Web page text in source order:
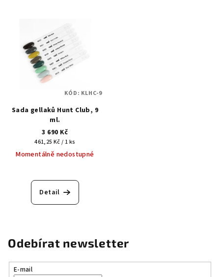
Sada gellaků Hunt Club, 9
ml.
3 690 Kč
Měrná
cena:
461,25 Kč / 1 ks
Momentálně nedostupné
Detail
KÓD: KLHC-9
Odebírat newsletter
E-mail